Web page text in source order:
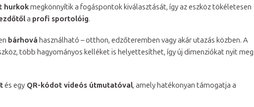
hurkokmegkönnyítik a fogáspontok kiválasztását, így az eszköz tökéletesen
a profi sportolóig.
bárhová használható – otthon, edzőteremben vagy akár utazás közben. A
több hagyományos kelléket is helyettesíthet, így új dimenziókat nyit meg
és egy QR-kódot videós útmutatóval, amely hatékonyan támogatja a